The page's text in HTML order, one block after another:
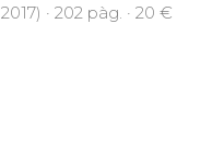
2017) · 202 pàg. · 20 €